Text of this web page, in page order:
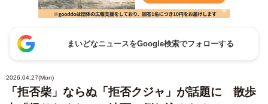
まいどなニュースをGoogle検索でフォローする
2026.04.27(Mon)
「拒否柴」ならぬ「拒否クジャ」が話題に 散歩